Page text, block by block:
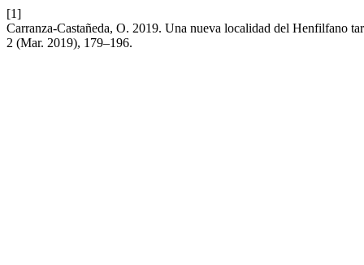
[1]
Carranza-Castañeda, O. 2019. Una nueva localidad del Henfilfano
2 (Mar. 2019), 179–196.